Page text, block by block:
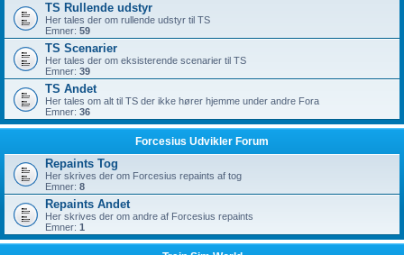
TS Rullende udstyr
Her tales der om rullende udstyr til TS
Emner: 59
TS Scenarier
Her tales der om eksisterende scenarier til TS
Emner: 39
TS Andet
Her tales om alt til TS der ikke hører hjemme under andre Fora
Emner: 36
Forcesius Udvikler Forum
Repaints Tog
Her skrives der om Forcesius repaints af tog
Emner: 8
Repaints Andet
Her skrives der om andre af Forcesius repaints
Emner: 1